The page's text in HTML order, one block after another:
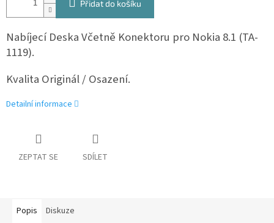
Přidat do košíku
Nabíjecí Deska Včetně Konektoru pro Nokia 8.1 (TA-
1119).
Kvalita Originál / Osazení.
Detailní informace
ZEPTAT SE SDÍLET
Popis Diskuze